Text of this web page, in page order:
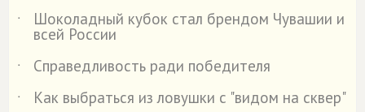
˙
Шоколадный кубок стал брендом Чувашии и
всей России
˙
Справедливость ради победителя
˙
Как выбраться из ловушки с "видом на сквер"